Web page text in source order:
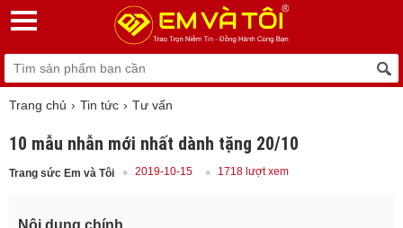
Trang chủ Tin tức Tư vấn
10 mẫu nhẫn mới nhất dành tặng 20/10
Trang sức Em và Tôi 2019-10-15 1718 lượt xem
Nội dung chính